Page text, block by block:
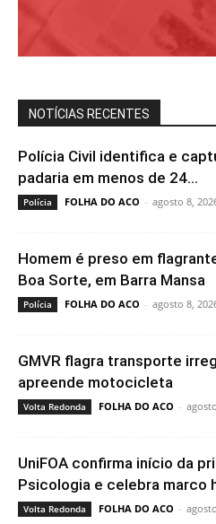
NOTÍCIAS RECENTES
Polícia Civil identifica e
padaria em menos de 24...
Polícia FOLHA DO ACO - agosto 8,
Homem é preso em
Boa Sorte, em Barra Mansa
Polícia FOLHA DO ACO - agosto 8,
GMVR flagra transporte
apreende motocicleta
Volta Redonda FOLHA DO ACO -
UniFOA confirma início da
Psicologia e celebra marco
Volta Redonda FOLHA DO ACO -